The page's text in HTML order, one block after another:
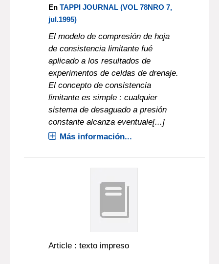
En TAPPI JOURNAL (VOL 78NRO 7,
jul.1995)
El modelo de compresión de hoja
de consistencia limitante fué
aplicado a los resultados de
experimentos de celdas de drenaje.
El concepto de consistencia
limitante es simple : cualquier
sistema de desaguado a presión
constante alcanza eventuale[...]
Más información...
Article : texto impreso